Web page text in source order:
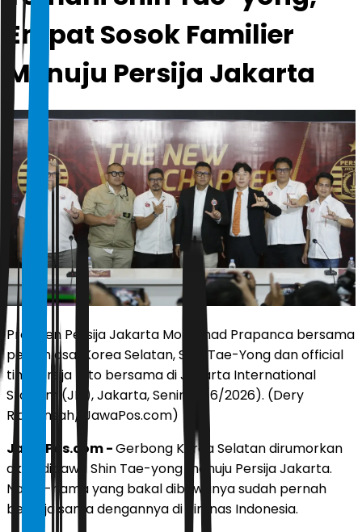
Empat Sosok Familier
Menuju Persija Jakarta
Presiden Persija Jakarta Mohamad Prapanca bersama
pelatih asal Korea Selatan, Shin Tae-Yong dan official
tim Persija foto bersama di Jakarta International
Stadium (JIS), Jakarta, Senin (8/6/2026). (Dery
Ridwansah/ JawaPos.com)
JawaPos.com -Gerbong Korea Selatan dirumorkan
akan dibawa Shin Tae-yong menuju Persija Jakarta.
Nama-nama yang bakal dibawanya sudah pernah
bekerja sama dengannya di Timnas Indonesia.